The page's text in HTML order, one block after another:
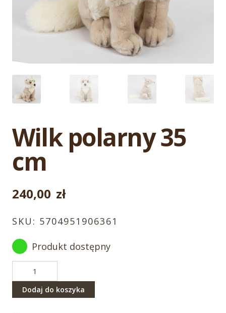
Wilk polarny 35
cm
240,00 zł
SKU: 5704951906361
Produkt dostępny
polarny
35
Dodaj do koszyka